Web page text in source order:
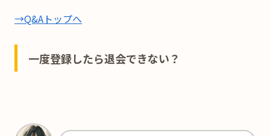
→Q&Aトップへ
一度登録したら退会できない？